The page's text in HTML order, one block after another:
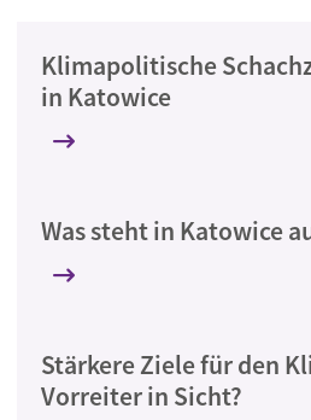
Klimapolitische
in Katowice
Was steht in Katowice
Stärkere Ziele für den
Vorreiter in Sicht?